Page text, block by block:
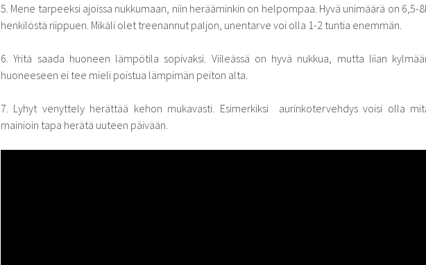
5. Mene tarpeeksi ajoissa nukkumaan, niin herääminkin on helpompaa. Hyvä unimäärä on 6,5-
henkilöstä riippuen. Mikäli olet treenannut paljon, unentarve voi olla 1-2 tuntia enemmän.
6. Yritä saada huoneen lämpötila sopivaksi. Viileässä on hyvä nukkua, mutta liian
huoneeseen ei tee mieli poistua lämpimän peiton alta.
7. Lyhyt venyttely herättää kehon mukavasti. Esimerkiksi aurinkotervehdys voisi olla
mainioin tapa herätä uuteen päivään.